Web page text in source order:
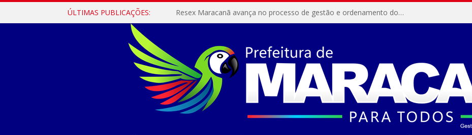
ÚLTIMAS PUBLICAÇÕES: Resex Maracanã avança no processo de gestão e ordenamento do turismo em nossas áreas protegidas.